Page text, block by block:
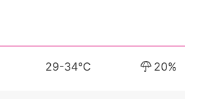
29-34°C 20%